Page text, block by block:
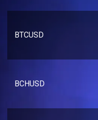
BTCUSD
BCHUSD